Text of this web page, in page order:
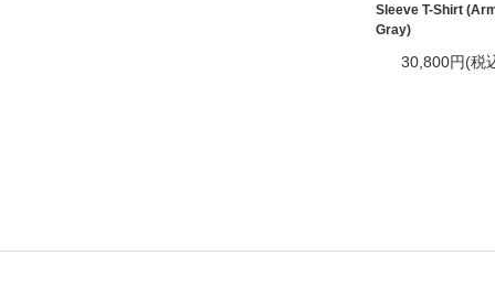
Sleeve T-Shirt
Gray)
30,800円(税